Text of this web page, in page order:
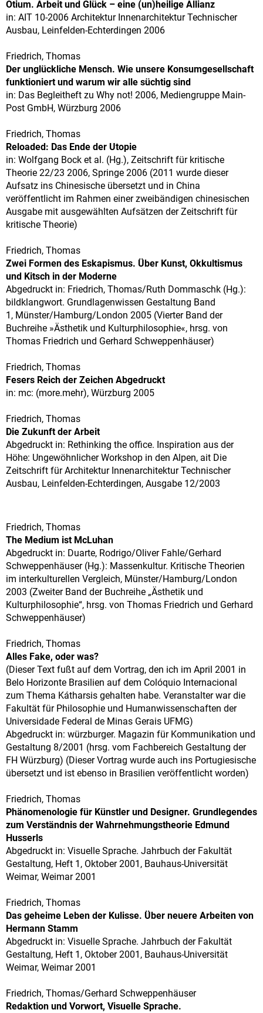
Otium. Arbeit und Glück – eine (un)heilige Allianz
in: AIT 10-2006 Architektur Innenarchitektur Technischer
Ausbau, Leinfelden-Echterdingen 2006
Friedrich, Thomas
Der unglückliche Mensch. Wie unsere Konsumgesellschaft
funktioniert und warum wir alle süchtig sind
in: Das Begleitheft zu Why not! 2006, Mediengruppe Main-
Post GmbH, Würzburg 2006
Friedrich, Thomas
Reloaded: Das Ende der Utopie
in: Wolfgang Bock et al. (Hg.), Zeitschrift für kritische
Theorie 22/23 2006, Springe 2006 (2011 wurde dieser
Aufsatz ins Chinesische übersetzt und in China
veröffentlicht im Rahmen einer zweibändigen chinesischen
Ausgabe mit ausgewählten Aufsätzen der Zeitschrift für
kritische Theorie)
Friedrich, Thomas
Zwei Formen des Eskapismus. Über Kunst, Okkultismus
und Kitsch in der Moderne
Abgedruckt in: Friedrich, Thomas/Ruth Dommaschk (Hg.):
bildklangwort. Grundlagenwissen Gestaltung Band
1, Münster/Hamburg/London 2005 (Vierter Band der
Buchreihe »Ästhetik und Kulturphilosophie«, hrsg. von
Thomas Friedrich und Gerhard Schweppenhäuser)
Friedrich, Thomas
Fesers Reich der Zeichen Abgedruckt
in: mc: (more.mehr), Würzburg 2005
Friedrich, Thomas
Die Zukunft der Arbeit
Abgedruckt in: Rethinking the office. Inspiration aus der
Höhe: Ungewöhnlicher Workshop in den Alpen, ait Die
Zeitschrift für Architektur Innenarchitektur Technischer
Ausbau, Leinfelden-Echterdingen, Ausgabe 12/2003
Friedrich, Thomas
The Medium ist McLuhan
Abgedruckt in: Duarte, Rodrigo/Oliver Fahle/Gerhard
Schweppenhäuser (Hg.): Massenkultur. Kritische Theorien
im interkulturellen Vergleich, Münster/Hamburg/London
2003 (Zweiter Band der Buchreihe „Ästhetik und
Kulturphilosophie“, hrsg. von Thomas Friedrich und Gerhard
Schweppenhäuser)
Friedrich, Thomas
Alles Fake, oder was?
(Dieser Text fußt auf dem Vortrag, den ich im April 2001 in
Belo Horizonte Brasilien auf dem Colóquio Internacional
zum Thema Kátharsis gehalten habe. Veranstalter war die
Fakultät für Philosophie und Humanwissenschaften der
Universidade Federal de Minas Gerais UFMG)
Abgedruckt in: würzburger. Magazin für Kommunikation und
Gestaltung 8/2001 (hrsg. vom Fachbereich Gestaltung der
FH Würzburg) (Dieser Vortrag wurde auch ins Portugiesische
übersetzt und ist ebenso in Brasilien veröffentlicht worden)
Friedrich, Thomas
Phänomenologie für Künstler und Designer. Grundlegendes
zum Verständnis der Wahrnehmungstheorie Edmund
Husserls
Abgedruckt in: Visuelle Sprache. Jahrbuch der Fakultät
Gestaltung, Heft 1, Oktober 2001, Bauhaus-Universität
Weimar, Weimar 2001
Friedrich, Thomas
Das geheime Leben der Kulisse. Über neuere Arbeiten von
Hermann Stamm
Abgedruckt in: Visuelle Sprache. Jahrbuch der Fakultät
Gestaltung, Heft 1, Oktober 2001, Bauhaus-Universität
Weimar, Weimar 2001
Friedrich, Thomas/Gerhard Schweppenhäuser
Redaktion und Vorwort, Visuelle Sprache.